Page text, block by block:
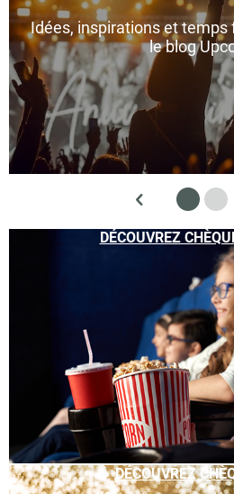
Idées, inspirations et temps
le blog
DÉCOUVREZ
DÉCOUVREZ